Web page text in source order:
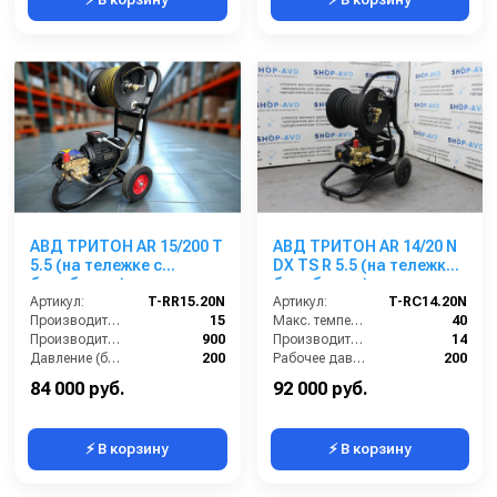
АВД ТРИТОН AR 15/200 T
5.5 (на тележке с
барабаном)
Артикул:
T-RR15.20N
Производительность (л/мин):
15
Производительность (л/ч):
900
Давление (бар):
200
84 000 руб.
⚡ В корзину
АВД ТРИТОН AR 14/20 N
DX TS R 5.5 (на тележке с
барабаном)
Артикул:
T-RC14.20N
Макс. температура воды (°C):
40
Производительность (л/мин):
14
Рабочее давление (бар):
200
92 000 руб.
⚡ В корзину